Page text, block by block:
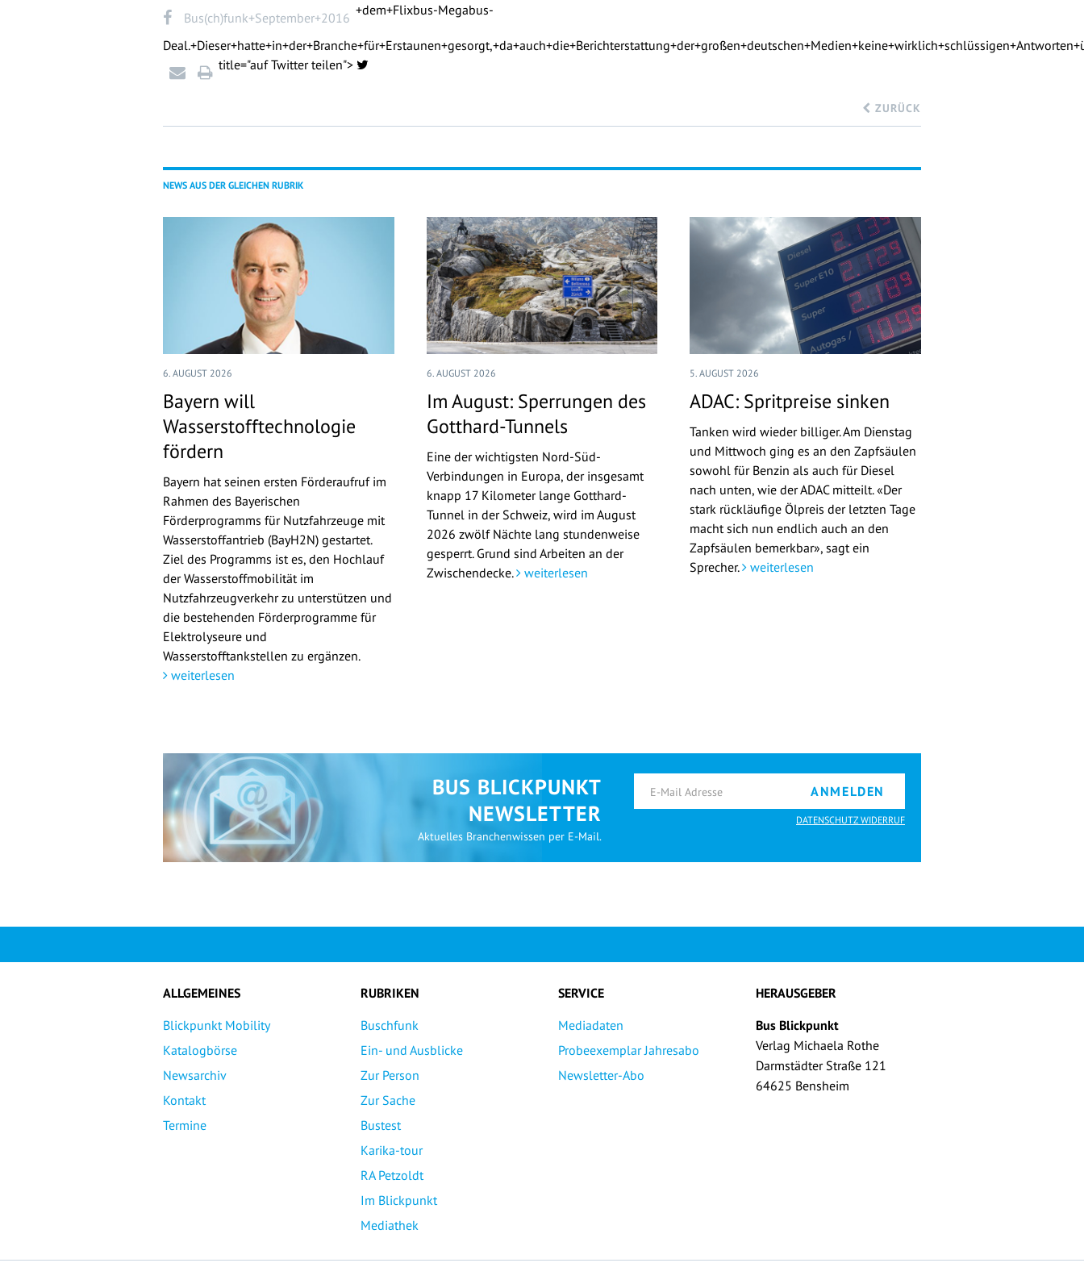
Bus(ch)funk+September+2016 +dem+Flixbus-Megabus-
title="auf Twitter teilen">
ZURÜCK
NEWS AUS DER GLEICHEN RUBRIK
6. AUGUST 2026
Bayern will
Wasserstofftechnologie
fördern
Bayern hat seinen ersten Förderaufruf im
Rahmen des Bayerischen
Förderprogramms für Nutzfahrzeuge mit
Wasserstoffantrieb (BayH2N) gestartet.
Ziel des Programms ist es, den Hochlauf
der Wasserstoffmobilität im
Nutzfahrzeugverkehr zu unterstützen und
die bestehenden Förderprogramme für
Elektrolyseure und
Wasserstofftankstellen zu ergänzen.
weiterlesen
6. AUGUST 2026
Im August: Sperrungen des
Gotthard-Tunnels
Eine der wichtigsten Nord-Süd-
Verbindungen in Europa, der insgesamt
knapp 17 Kilometer lange Gotthard-
Tunnel in der Schweiz, wird im August
2026 zwölf Nächte lang stundenweise
gesperrt. Grund sind Arbeiten an der
Zwischendecke. weiterlesen
5. AUGUST 2026
ADAC: Spritpreise sinken
Tanken wird wieder billiger. Am Dienstag
und Mittwoch ging es an den Zapfsäulen
sowohl für Benzin als auch für Diesel
nach unten, wie der ADAC mitteilt. «Der
stark rückläufige Ölpreis der letzten Tage
macht sich nun endlich auch an den
Zapfsäulen bemerkbar», sagt ein
Sprecher. weiterlesen
BUS BLICKPUNKT
NEWSLETTER
Aktuelles Branchenwissen per E-Mail.
ANMELDEN
DATENSCHUTZ WIDERRUF
ALLGEMEINES
Blickpunkt Mobility
Katalogbörse
Newsarchiv
Kontakt
Termine
RUBRIKEN
Buschfunk
Ein- und Ausblicke
Zur Person
Zur Sache
Bustest
Karika-tour
RA Petzoldt
Im Blickpunkt
Mediathek
SERVICE
Mediadaten
Probeexemplar Jahresabo
Newsletter-Abo
HERAUSGEBER
Bus Blickpunkt
Verlag Michaela Rothe
Darmstädter Straße 121
64625 Bensheim